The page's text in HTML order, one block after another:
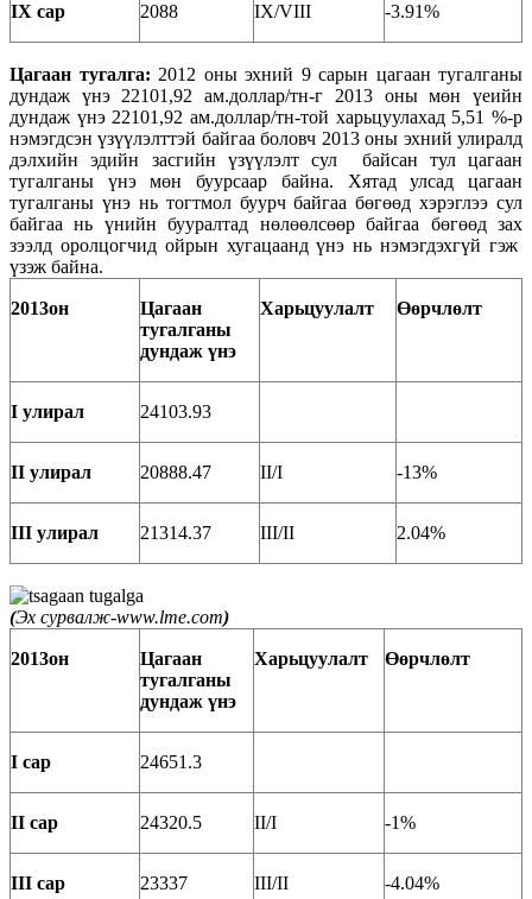
IX сар 2088 IX/VIII -3.91%
Цагаан тугалга: 2012 оны эхний 9 сарын цагаан тугалганы
дундаж үнэ 22101,92 ам.доллар/тн-г 2013 оны мөн үеийн
дундаж үнэ 22101,92 ам.доллар/тн-той харьцуулахад 5,51 %-р
нэмэгдсэн үзүүлэлттэй байгаа боловч 2013 оны эхний улиралд
дэлхийн эдийн засгийн үзүүлэлт сул байсан тул цагаан
тугалганы үнэ мөн буурсаар байна. Хятад улсад цагаан
тугалганы үнэ нь тогтмол буурч байгаа бөгөөд хэрэглээ сул
байгаа нь үнийн бууралтад нөлөөлсөөр байгаа бөгөөд зах
зээлд оролцогчид ойрын хугацаанд үнэ нь нэмэгдэхгүй гэж
үзэж байна.
2013он
Цагаан
тугалганы
дундаж үнэ
Харьцуулалт Өөрчлөлт
I улирал 24103.93
II улирал 20888.47 II/I -13%
III улирал 21314.37 III/II 2.04%
(Эх сурвалж-www.lme.com)
2013он
Цагаан
тугалганы
дундаж үнэ
Харьцуулалт Өөрчлөлт
I сар 24651.3
II сар 24320.5 II/I -1%
III сар 23337 III/II -4.04%